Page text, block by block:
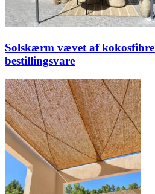
Solskærm vævet af
bestillingsvare